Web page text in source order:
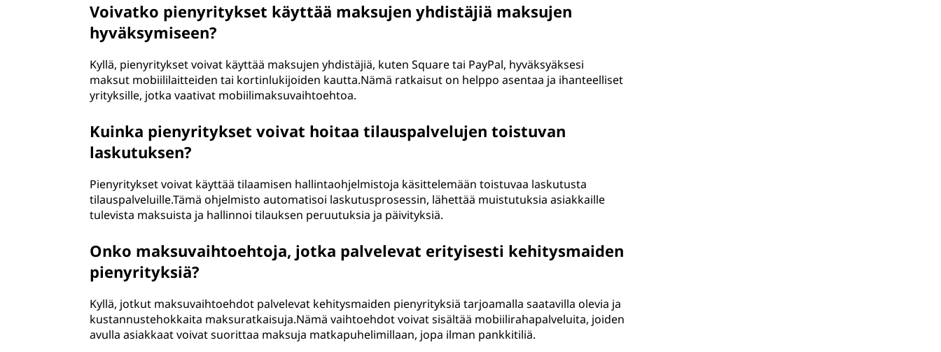
Voivatko pienyritykset käyttää maksujen yhdistäjiä maksujen
hyväksymiseen?
Kyllä, pienyritykset voivat käyttää maksujen yhdistäjiä, kuten Square tai PayPal, hyväksyäksesi
maksut mobiililaitteiden tai kortinlukijoiden kautta.Nämä ratkaisut on helppo asentaa ja ihanteelliset
yrityksille, jotka vaativat mobiilimaksuvaihtoehtoa.
Kuinka pienyritykset voivat hoitaa tilauspalvelujen toistuvan
laskutuksen?
Pienyritykset voivat käyttää tilaamisen hallintaohjelmistoja käsittelemään toistuvaa laskutusta
tilauspalveluille.Tämä ohjelmisto automatisoi laskutusprosessin, lähettää muistutuksia asiakkaille
tulevista maksuista ja hallinnoi tilauksen peruutuksia ja päivityksiä.
Onko maksuvaihtoehtoja, jotka palvelevat erityisesti kehitysmaiden
pienyrityksiä?
Kyllä, jotkut maksuvaihtoehdot palvelevat kehitysmaiden pienyrityksiä tarjoamalla saatavilla olevia ja
kustannustehokkaita maksuratkaisuja.Nämä vaihtoehdot voivat sisältää mobiilirahapalveluita, joiden
avulla asiakkaat voivat suorittaa maksuja matkapuhelimillaan, jopa ilman pankkitiliä.